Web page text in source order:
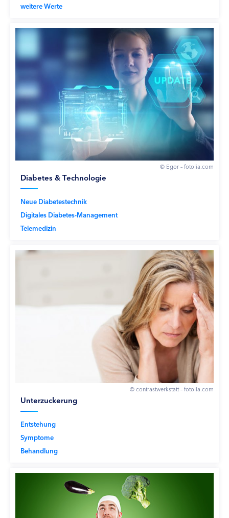
weitere Werte
© Egor – fotolia.com
Diabetes & Technologie
Neue Diabetestechnik
Digitales Diabetes-Management
Telemedizin
© contrastwerkstatt – fotolia.com
Unterzuckerung
Entstehung
Symptome
Behandlung